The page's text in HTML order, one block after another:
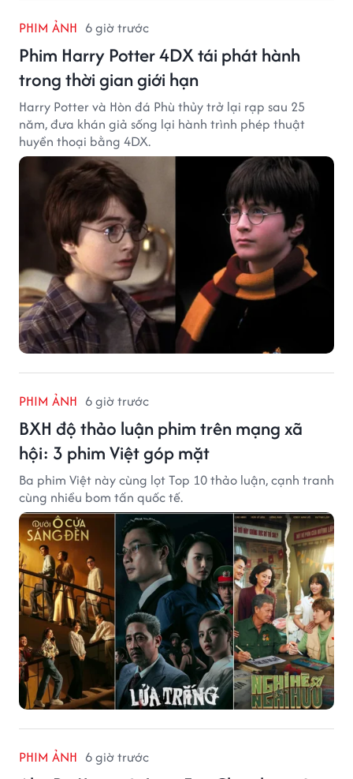
PHIM ẢNH 6 giờ trước
Phim Harry Potter 4DX tái phát hành
trong thời gian giới hạn
Harry Potter và Hòn đá Phù thủy trở lại rạp sau 25
năm, đưa khán giả sống lại hành trình phép thuật
huyền thoại bằng 4DX.
PHIM ẢNH 6 giờ trước
BXH độ thảo luận phim trên mạng xã
hội: 3 phim Việt góp mặt
Ba phim Việt này cùng lọt Top 10 thảo luận, cạnh tranh
cùng nhiều bom tấn quốc tế.
PHIM ẢNH 6 giờ trước